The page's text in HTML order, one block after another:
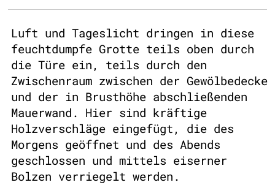
Luft und Tageslicht dringen in diese
feuchtdumpfe Grotte teils oben durch
die Türe ein, teils durch den
Zwischenraum zwischen der Gewölbedecke
und der in Brusthöhe abschließenden
Mauerwand. Hier sind kräftige
Holzverschläge eingefügt, die des
Morgens geöffnet und des Abends
geschlossen und mittels eiserner
Bolzen verriegelt werden.